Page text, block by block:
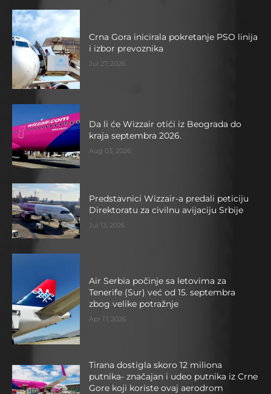
Crna Gora inicirala pokretanje PSO linija
i izbor prevoznika
Jul 27, 2026
Da li će Wizzair otići iz Beograda do
kraja septembra 2026.
Aug 03, 2026
Predstavnici Wizzair-a predali peticiju
Direktoratu za civilnu avijaciju Srbije
Jul 13, 2026
Air Serbia počinje sa letovima za
Tenerife (Sur) već od 15. septembra
zbog velike potražnje
Apr 17, 2026
Tirana dostigla skoro 12 miliona
putnika- značajan i udeo putnika iz Crne
Gore koji koriste ovaj aerodrom